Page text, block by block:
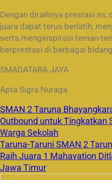
Dengan diraihnya prestasi ini,
juara dapat terus berlatih,
serta menginspirasi teman-
berprestasi di berbagai
SMADATARA JAYA
Apta Sigra Nuraga
SMAN 2 Taruna
Outbound untuk Tingkatkan
Warga Sekolah
Taruna-Taruni SMAN 2
Raih Juara 1 Mahavation
Jawa Timur